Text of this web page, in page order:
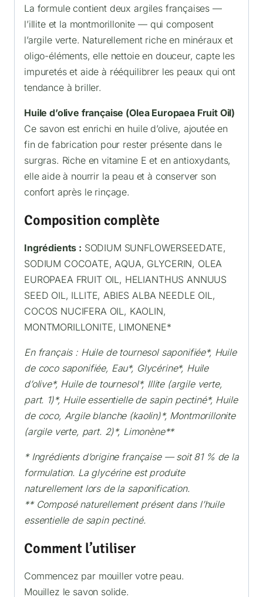
La formule contient deux argiles françaises —
l’illite et la montmorillonite — qui composent
l’argile verte. Naturellement riche en minéraux et
oligo-éléments, elle nettoie en douceur, capte les
impuretés et aide à rééquilibrer les peaux qui ont
tendance à briller.
Huile d’olive française (Olea Europaea Fruit Oil)
Ce savon est enrichi en huile d’olive, ajoutée en
fin de fabrication pour rester présente dans le
surgras. Riche en vitamine E et en antioxydants,
elle aide à nourrir la peau et à conserver son
confort après le rinçage.
Composition complète
Ingrédients : SODIUM SUNFLOWERSEEDATE,
SODIUM COCOATE, AQUA, GLYCERIN, OLEA
EUROPAEA FRUIT OIL, HELIANTHUS ANNUUS
SEED OIL, ILLITE, ABIES ALBA NEEDLE OIL,
COCOS NUCIFERA OIL, KAOLIN,
MONTMORILLONITE, LIMONENE*
En français : Huile de tournesol saponifiée*, Huile
de coco saponifiée, Eau*, Glycérine*, Huile
d’olive*, Huile de tournesol*, Illite (argile verte,
part. 1)*, Huile essentielle de sapin pectiné*, Huile
de coco, Argile blanche (kaolin)*, Montmorillonite
(argile verte, part. 2)*, Limonène**
* Ingrédients d’origine française — soit 81 % de la
formulation. La glycérine est produite
naturellement lors de la saponification.
** Composé naturellement présent dans l’huile
essentielle de sapin pectiné.
Comment l’utiliser
Commencez par mouiller votre peau.
Mouillez le savon solide.